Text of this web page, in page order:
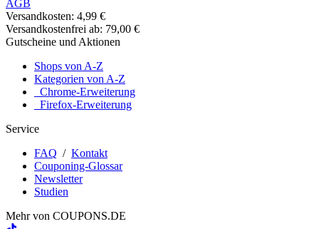
AGB
Versandkosten: 4,99 €
Versandkostenfrei ab: 79,00 €
Gutscheine und Aktionen
Shops von A-Z
Kategorien von A-Z
Chrome-Erweiterung
Firefox-Erweiterung
Service
FAQ / Kontakt
Couponing-Glossar
Newsletter
Studien
Mehr von COUPONS.DE